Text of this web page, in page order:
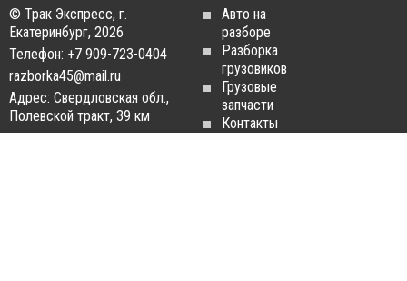
© Трак Экспресс, г.
Екатеринбург, 2026
Телефон: +7 909-723-0404
razborka45@mail.ru
Адрес: Свердловская обл.,
Полевской тракт, 39 км
Авто на
разборе
Разборка
грузовиков
Грузовые
запчасти
Контакты